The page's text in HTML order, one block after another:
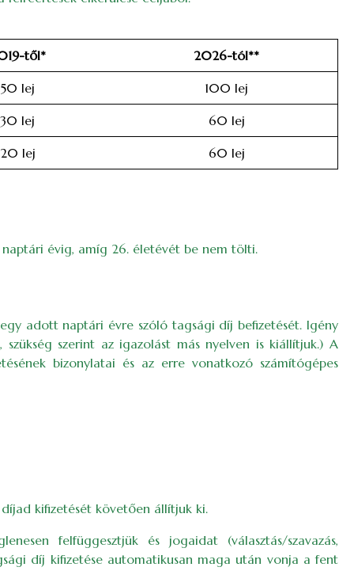
től* 2026-tól**
50 lej 100 lej
30 lej 60 lej
20 lej 60 lej
évig, amíg 26. életévét be nem tölti.
adott naptári évre szóló tagsági díj befizetését. Igény
szerint az igazolást más nyelven is kiállítjuk.) A
bizonylatai és az erre vonatkozó számítógépes
kifizetését követően állítjuk ki.
felfüggesztjük és jogaidat (választás/szavazás,
díj kifizetése automatikusan maga után vonja a fent